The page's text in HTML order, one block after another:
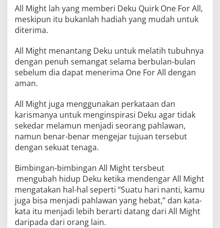
All Might lah yang memberi Deku Quirk One For All,
meskipun itu bukanlah hadiah yang mudah untuk
diterima.
All Might menantang Deku untuk melatih tubuhnya
dengan penuh semangat selama berbulan-bulan
sebelum dia dapat menerima One For All dengan
aman.
All Might juga menggunakan perkataan dan
karismanya untuk menginspirasi Deku agar tidak
sekedar melamun menjadi seorang pahlawan,
namun benar-benar mengejar tujuan tersebut
dengan sekuat tenaga.
Bimbingan-bimbingan All Might tersbeut
mengubah hidup Deku ketika mendengar All Might
mengatakan hal-hal seperti “Suatu hari nanti, kamu
juga bisa menjadi pahlawan yang hebat,” dan kata-
kata itu menjadi lebih berarti datang dari All Might
daripada dari orang lain.